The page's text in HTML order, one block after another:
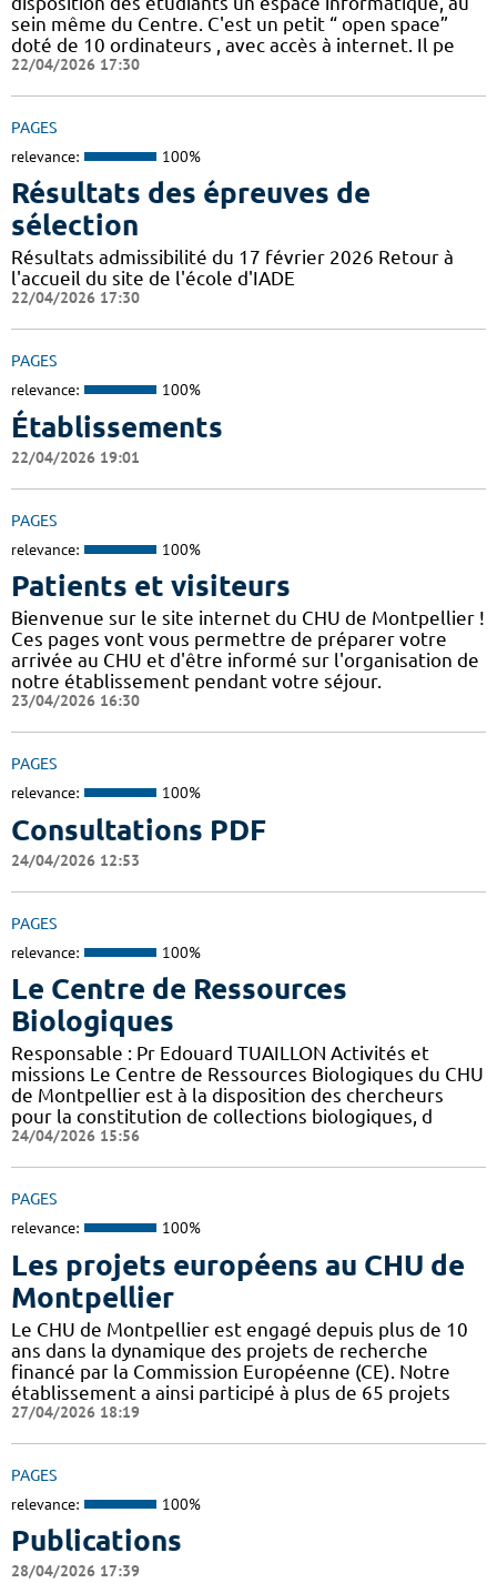
sein même du Centre. C'est un petit “ open space”
doté de 10 ordinateurs , avec accès à internet. Il pe
22/04/2026 17:30
PAGES
relevance: 100%
Résultats des épreuves de
sélection
Résultats admissibilité du 17 février 2026 Retour à
l'accueil du site de l'école d'IADE
22/04/2026 17:30
PAGES
relevance: 100%
Établissements
22/04/2026 19:01
PAGES
relevance: 100%
Patients et visiteurs
Bienvenue sur le site internet du CHU de Montpellier !
Ces pages vont vous permettre de préparer votre
arrivée au CHU et d'être informé sur l'organisation de
notre établissement pendant votre séjour.
23/04/2026 16:30
PAGES
relevance: 100%
Consultations PDF
24/04/2026 12:53
PAGES
relevance: 100%
Le Centre de Ressources
Biologiques
Responsable : Pr Edouard TUAILLON Activités et
missions Le Centre de Ressources Biologiques du CHU
de Montpellier est à la disposition des chercheurs
pour la constitution de collections biologiques, d
24/04/2026 15:56
PAGES
relevance: 100%
Les projets européens au CHU de
Montpellier
Le CHU de Montpellier est engagé depuis plus de 10
ans dans la dynamique des projets de recherche
financé par la Commission Européenne (CE). Notre
établissement a ainsi participé à plus de 65 projets
27/04/2026 18:19
PAGES
relevance: 100%
Publications
28/04/2026 17:39